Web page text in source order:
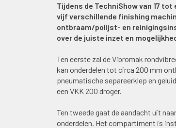
Tijdens de TechniShow van 17
vijf verschillende finishing
ontbraam/polijst- en
over de juiste inzet en
Ten eerste zal de Vibromak
kan onderdelen tot circa 200 mm
pneumatische separeerklep en
een VKK 200 droger.
Ten tweede gaat de aandacht uit
onderdelen. Het compartiment is